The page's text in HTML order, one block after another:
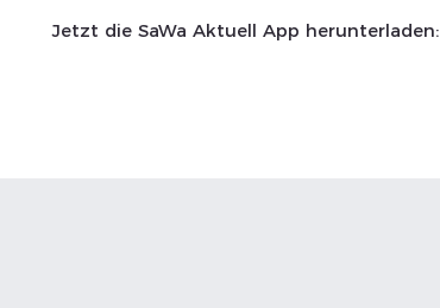
Jetzt die SaWa Aktuell App herunterladen: